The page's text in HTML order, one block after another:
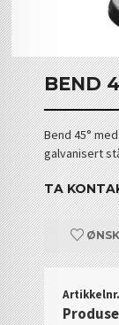
BEND
Bend 45°
galvanisert
TA